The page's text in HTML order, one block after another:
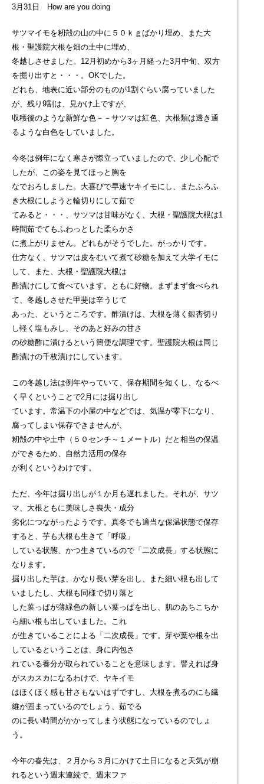
3月31日 How are you doing
サツマイモを籾殻の山の中に５０ｋｇばかり埋め、また大
根・聖護院大根を畑の土中に埋め、
冬越しさせました。12月初めから3ヶ月経った3月中旬、双方
を掘り出すと・・・。OKでした。
どれも、地表に近い部分のものが1割ぐらい腐っていました
が、残り9割は、見かけ上ですが、
収穫後のような新鮮な色－－サツマは紅色、大根類は透き通
るような白色をしていました。
今冬は例年になく寒さが際立っていましたので、少し心配で
したが、この姿を見てほっと胸を
なでおろしました。大喜びで早速ヤキイモにし、またふろふ
き大根にしようと輪切りにして茹で
てみると・・・、サツマは甘味がなく、大根・聖護院大根は1
時間茹でてもふわっとした柔らかさ
に煮上がりません。どれもがそうでした。がっかりです。
仕方なく、サツマは皮をむいて煮て砂糖を加えて大学イモに
して、また、大根・聖護院大根は
酢漬けにして食べています。ともに好物。まずまず食べられ
て、冬越しさせた甲斐は辛うじて
あった、というところです。酢漬けは、大根を薄く銀杏切り
し軽く塩もみし、そのあと好みの甘さ
の砂糖酢に漬けるという簡便な調理です。聖護院大根は同じ
酢漬けの千枚漬けにしています。
この冬越し法は例年やっていて、保存期間を短くし、なるべ
く早くということで2月には掘り出し
ています。常温下の小屋の中などでは、気温が零下になり、
腐ってしまい保存できませんが、
籾殻の中や土中（５０センチ～１メートル）だと相当の保温
ができるため、自然力活用の保存
が利くというわけです。
ただ、今年は掘り出しが１か月も遅れました。それが、サツ
マ、大根ともに美味しさ喪失・成分
劣化につながったようです。真冬でも適当な保温状態で保存
すると、芋も大根も生きて「呼吸」
している状態、かつ生きているので「二次成長」する状態に
なります。
掘り出した芋は、かなり長い芽を出し、また細い根も出して
いましたし、大根も同様で切り落と
した葉っぱが薄緑色の新しい葉っぱを出し、肌のあちこちか
ら細い根も出していました。これ
が生きていることによる「二次成長」です。芽や葉や根を出
しているということは、身に内包さ
れている養分が取られていることを意味します。譬えれば身
がスカスカになるわけで、ヤキイモ
はほくほく感も甘さもないはずですし、大根を煮るのにも繊
維が固まっているのでしょう、茹でる
のに長い時間がかかってしまう状態になっているのでしょ
う。
今年の春先は、２月から３月にかけて土日になると天気が崩
れるという週末連続で、週末ファ